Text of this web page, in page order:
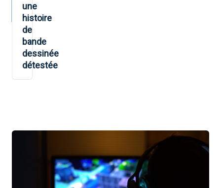
une
histoire
de
bande
dessinée
détestée